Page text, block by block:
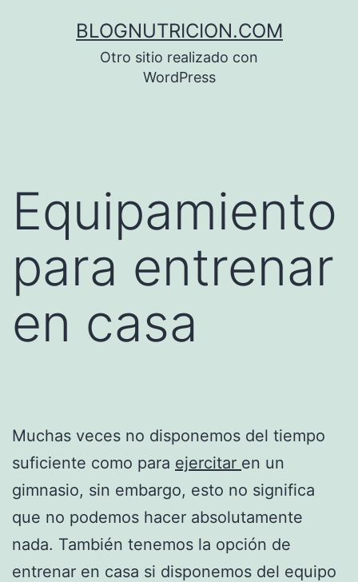
BLOGNUTRICION.COM
Otro sitio realizado con
WordPress
Equipamiento
para entrenar
en casa
Muchas veces no disponemos del tiempo
suficiente como para ejercitar en un
gimnasio, sin embargo, esto no significa
que no podemos hacer absolutamente
nada. También tenemos la opción de
entrenar en casa si disponemos del equipo